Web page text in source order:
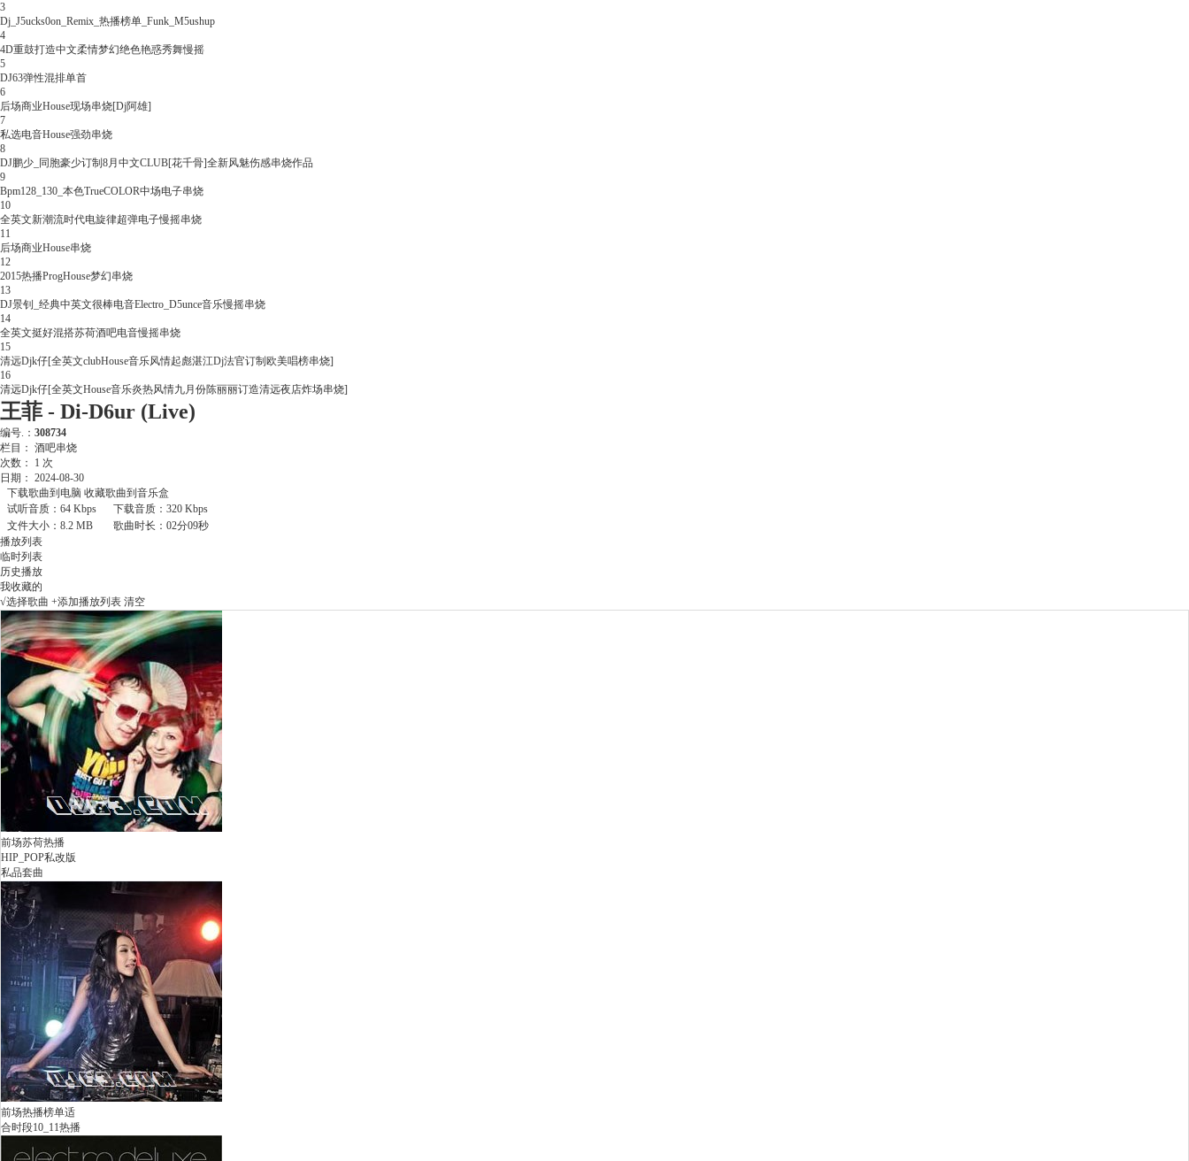
3
Dj_J5ucks0on_Remix_热播榜单_Funk_M5ushup
4
4D重鼓打造中文柔情梦幻绝色艳惑秀舞慢摇
5
DJ63弹性混排单首
6
后场商业House现场串烧[Dj阿雄]
7
私选电音House强劲串烧
8
DJ鹏少_同胞豪少订制8月中文CLUB[花千骨]全新风魅伤感串烧作品
9
Bpm128_130_本色TrueCOLOR中场电子串烧
10
全英文新潮流时代电旋律超弹电子慢摇串烧
11
后场商业House串烧
12
2015热播ProgHouse梦幻串烧
13
DJ景钊_经典中英文很棒电音Electro_D5unce音乐慢摇串烧
14
全英文挺好混搭苏荷酒吧电音慢摇串烧
15
清远Djk仔[全英文clubHouse音乐风情起彪湛江Dj法官订制欧美唱榜串烧]
16
清远Djk仔[全英文House音乐炎热风情九月份陈丽丽订造清远夜店炸场串烧]
王菲 - Di-D6ur (Live)
编号.： 308734
栏目： 酒吧串烧
次数：
1 次
日期： 2024-08-30
下载歌曲到电脑 收藏歌曲到音乐盒
试听音质：64 Kbps
下载音质：320 Kbps
文件大小：8.2 MB
歌曲时长：02分09秒
播放列表
临时列表
历史播放
我收藏的
√选择歌曲 +添加播放列表 清空
前场苏荷热播
HIP_POP私改版
私品套曲
前场热播榜单适
合时段10_11热播